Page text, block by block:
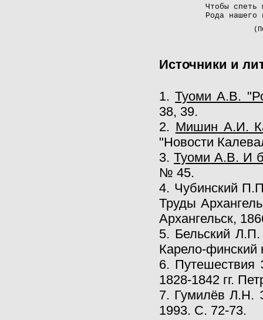
Чтобы спеть
Рода нашего
Источники и
1.Туоми А.В.
38, 39.
2. Мишин А.И.
"Новости
3.Туоми А.В. И
№ 45.
4. Чубинский
Труды
Архангельск,
5. Бельский
Карело-финский
6. Путешествия
1828-1842 гг.
7. Гумилёв Л.Н.
1993. С. 72-73.